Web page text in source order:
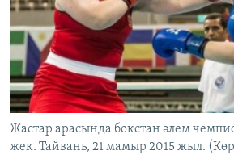
Русский
ЖАЗЫЛЫҢЫЗ
Басқа тілдерде
Жастар арасында бокстан әлем
жек. Тайвань, 21 мамыр 2015 жыл.